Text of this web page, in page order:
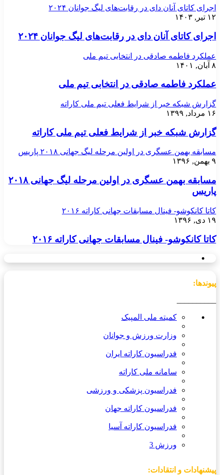
اجرای کاتای آنان دای در رقابت‌های لیگ جوانان ۲۰۲۴
۱۲ تیر, ۱۴۰۳
اجرای کاتای آنان دای در رقابت‌های لیگ جوانان ۲۰۲۴
عملکرد فاطمه صادقی در انتخابی تیم ملی
۸ آبان, ۱۴۰۱
عملکرد فاطمه صادقی در انتخابی تیم ملی
گزارش شبکه خبر از شرایط فعلی تیم ملی کاراته
۱۶ مرداد, ۱۳۹۹
گزارش شبکه خبر از شرایط فعلی تیم ملی کاراته
مسابقه بهمن عسگری در اولین مرحله لیگ جهانی ۲۰۱۸ پاریس
۹ بهمن, ۱۳۹۶
مسابقه بهمن عسگری در اولین مرحله لیگ جهانی ۲۰۱۸
پاریس
کاتا کانکوشو- فینال مسابقات جهانی کاراته ۲۰۱۶
۱۹ دی, ۱۳۹۶
کاتا کانکوشو- فینال مسابقات جهانی کاراته ۲۰۱۶
پیوندها:
کمیته ملی المپیک
وزارت ورزش و جوانان
فدراسیون کاراته ایران
سامانه ملی کاراته
فدراسیون پزشکی و ورزشی
فدراسیون کاراته جهان
فدراسیون کاراته آسیا
ورزش 3
پیشنهادات و انتقادات: